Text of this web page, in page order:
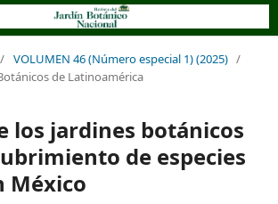
/ VOLUMEN 46 (Número especial 1) (2025) /
de Latinoamérica
los jardines botánicos
de especies
México